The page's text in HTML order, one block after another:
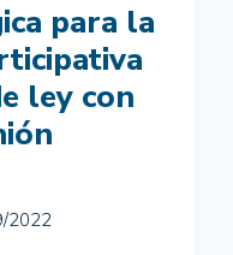
para la
ley con
2022